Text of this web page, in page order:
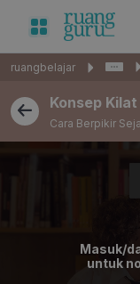
ruangbelajar
Konsep Kilat
Cara Berpikir
Masuk/
untuk